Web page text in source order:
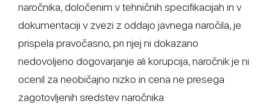
naročnika, določenim v tehničnih specifikacijah in v
dokumentaciji v zvezi z oddajo javnega naročila, je
prispela pravočasno, pri njej ni dokazano
nedovoljeno dogovarjanje ali korupcija, naročnik je ni
ocenil za neobičajno nizko in cena ne presega
zagotovljenih sredstev naročnika.